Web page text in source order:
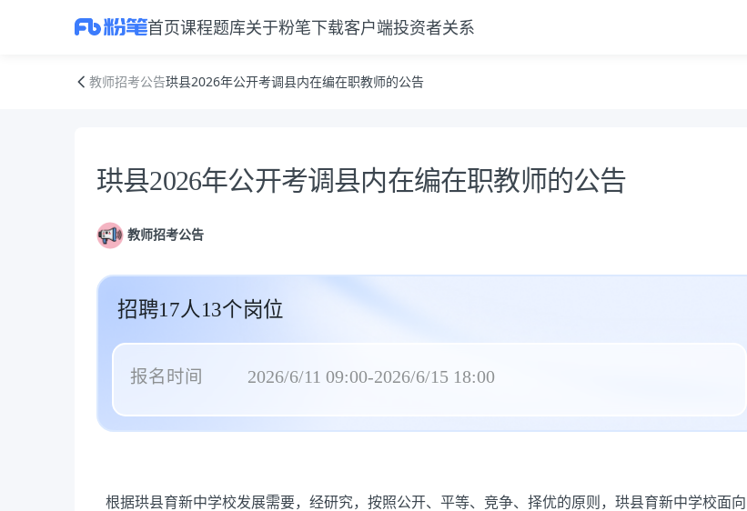
首页课程题库关于粉笔下载客户端投资者关系
教师招考公告珙县2026年公开考调县内在编在职教师的公告
公告正文
珙县2026年公开考调县内在编在职教师的公告
教师招考公告
招聘17人13个岗位
报名时间 2026/6/11 09:00-2026/6/15 18:00
根据珙县育新中学校发展需要，经研究，按照公开、平等、竞争、择优的原则，珙县育新中学校面向